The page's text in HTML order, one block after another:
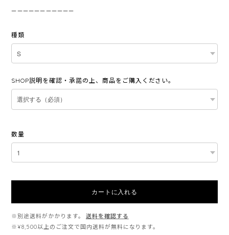
———————————
種類
SHOP説明を確認・承諾の上、商品をご購入ください。
数量
カートに入れる
※別途送料がかかります。
送料を確認する
※¥8,500以上のご注文で国内送料が無料になります。